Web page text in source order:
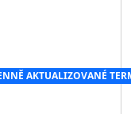
AKTUALIZOVANÉ